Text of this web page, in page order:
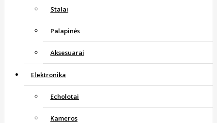
Stalai
Palapinės
Aksesuarai
Elektronika
Echolotai
Kameros